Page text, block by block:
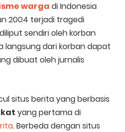
warga di Indonesia
2004 terjadi tragedi
sendiri oleh korban
langsung dari korban dapat
dibuat oleh jurnalis
situs berita yang berbasis
yang pertama di
. Berbeda dengan situs